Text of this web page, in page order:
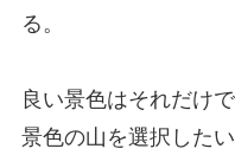
る。
良い景色はそれだけ
景色の山を選択したい